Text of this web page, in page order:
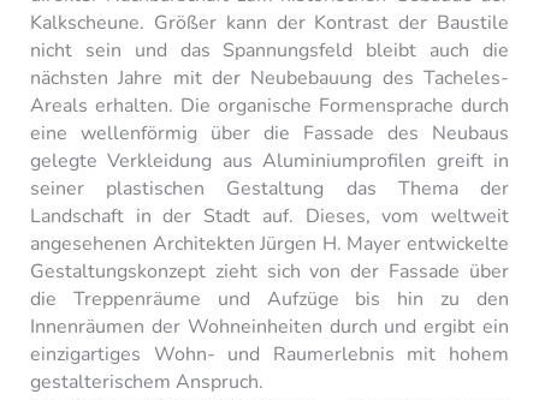
Kalkscheune. Größer kann der Kontrast der Baustile
nicht sein und das Spannungsfeld bleibt auch die
nächsten Jahre mit der Neubebauung des Tacheles-
Areals erhalten. Die organische Formensprache durch
eine wellenförmig über die Fassade des Neubaus
gelegte Verkleidung aus Aluminiumprofilen greift in
seiner plastischen Gestaltung das Thema der
Landschaft in der Stadt auf. Dieses, vom weltweit
angesehenen Architekten Jürgen H. Mayer entwickelte
Gestaltungskonzept zieht sich von der Fassade über
die Treppenräume und Aufzüge bis hin zu den
Innenräumen der Wohneinheiten durch und ergibt ein
einzigartiges Wohn- und Raumerlebnis mit hohem
gestalterischem Anspruch.